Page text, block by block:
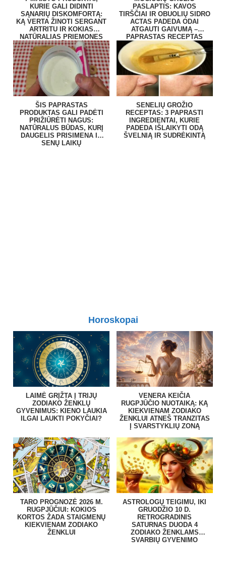
KURIE GALI DIDINTI
SĄNARIŲ DISKOMFORTĄ:
KĄ VERTA ŽINOTI SERGANT
ARTRITU IR KOKIAS
NATŪRALIAS PRIEMONES
RENKASI ŽMONĖS?
PASLAPTIS: KAVOS
TIRŠČIAI IR OBUOLIŲ SIDRO
ACTAS PADEDA ODAI
ATGAUTI GAIVUMĄ –
PAPRASTAS RECEPTAS
NAMUOSE
ŠIS PAPRASTAS
PRODUKTAS GALI PADĖTI
PRIŽIŪRĖTI NAGUS:
NATŪRALUS BŪDAS, KURĮ
DAUGELIS PRISIMENA IŠ
SENŲ LAIKŲ
SENELIŲ GROŽIO
RECEPTAS: 3 PAPRASTI
INGREDIENTAI, KURIE
PADEDA IŠLAIKYTI ODĄ
ŠVELNIĄ IR SUDRĖKINTĄ
Horoskopai
LAIMĖ GRĮŽTA Į TRIJŲ
ZODIAKO ŽENKLŲ
GYVENIMUS: KIENO LAUKIA
ILGAI LAUKTI POKYČIAI?
VENERA KEIČIA
RUGPJŪČIO NUOTAIKĄ: KĄ
KIEKVIENAM ZODIAKO
ŽENKLUI ATNEŠ TRANZITAS
Į SVARSTYKLIŲ ZONĄ
TARO PROGNOZĖ 2026 M.
RUGPJŪČIUI: KOKIOS
KORTOS ŽADA STAIGMENŲ
KIEKVIENAM ZODIAKO
ŽENKLUI
ASTROLOGŲ TEIGIMU, IKI
GRUODŽIO 10 D.
RETROGRADINIS
SATURNAS DUODA 4
ZODIAKO ŽENKLAMS
SVARBIŲ GYVENIMO